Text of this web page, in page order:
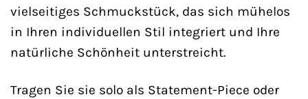
vielseitiges Schmuckstück, das sich mühelos
in Ihren individuellen Stil integriert und Ihre
natürliche Schönheit unterstreicht.
Tragen Sie sie solo als Statement-Piece oder